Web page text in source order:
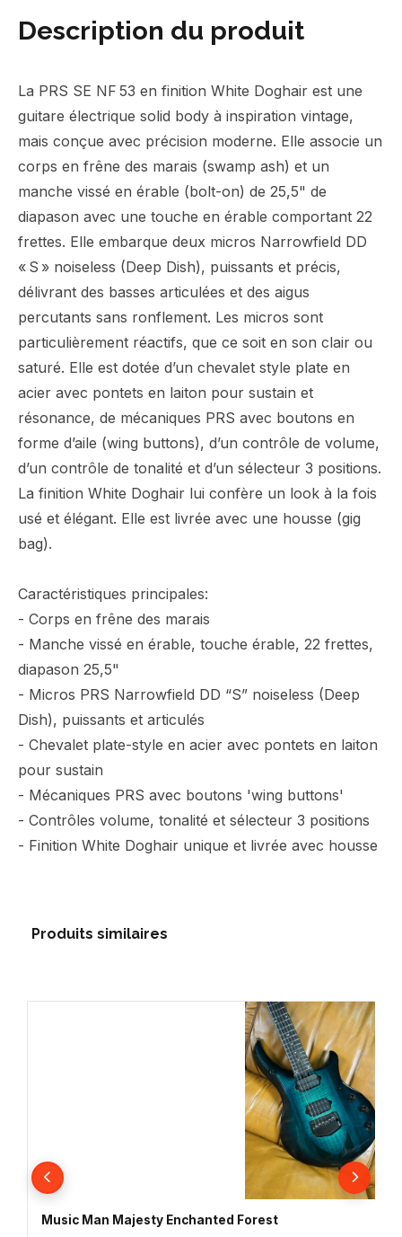
Description du produit
La PRS SE NF 53 en finition White Doghair est une
guitare électrique solid body à inspiration vintage,
mais conçue avec précision moderne. Elle associe un
corps en frêne des marais (swamp ash) et un
manche vissé en érable (bolt-on) de 25,5" de
diapason avec une touche en érable comportant 22
frettes. Elle embarque deux micros Narrowfield DD
« S » noiseless (Deep Dish), puissants et précis,
délivrant des basses articulées et des aigus
percutants sans ronflement. Les micros sont
particulièrement réactifs, que ce soit en son clair ou
saturé. Elle est dotée d’un chevalet style plate en
acier avec pontets en laiton pour sustain et
résonance, de mécaniques PRS avec boutons en
forme d’aile (wing buttons), d’un contrôle de volume,
d’un contrôle de tonalité et d’un sélecteur 3 positions.
La finition White Doghair lui confère un look à la fois
usé et élégant. Elle est livrée avec une housse (gig
bag).
Caractéristiques principales:
- Corps en frêne des marais
- Manche vissé en érable, touche érable, 22 frettes,
diapason 25,5"
- Micros PRS Narrowfield DD “S” noiseless (Deep
Dish), puissants et articulés
- Chevalet plate-style en acier avec pontets en laiton
pour sustain
- Mécaniques PRS avec boutons 'wing buttons'
- Contrôles volume, tonalité et sélecteur 3 positions
- Finition White Doghair unique et livrée avec housse
Produits similaires
Music Man Majesty Enchanted Forest